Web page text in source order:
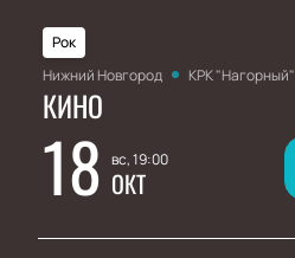
Рок
Нижний Новгород
КРК "Нагорный"
КИНО
18 вс, 19:00
ОКТ